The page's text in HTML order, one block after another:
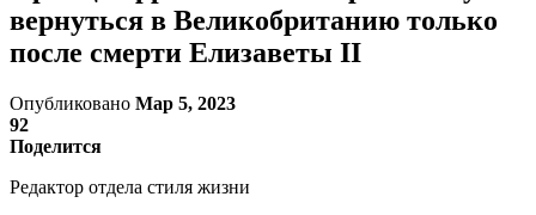
вернуться в Великобританию только
после смерти Елизаветы II
Опубликовано Мар 5, 2023
92
Поделится
Редактор отдела стиля жизни